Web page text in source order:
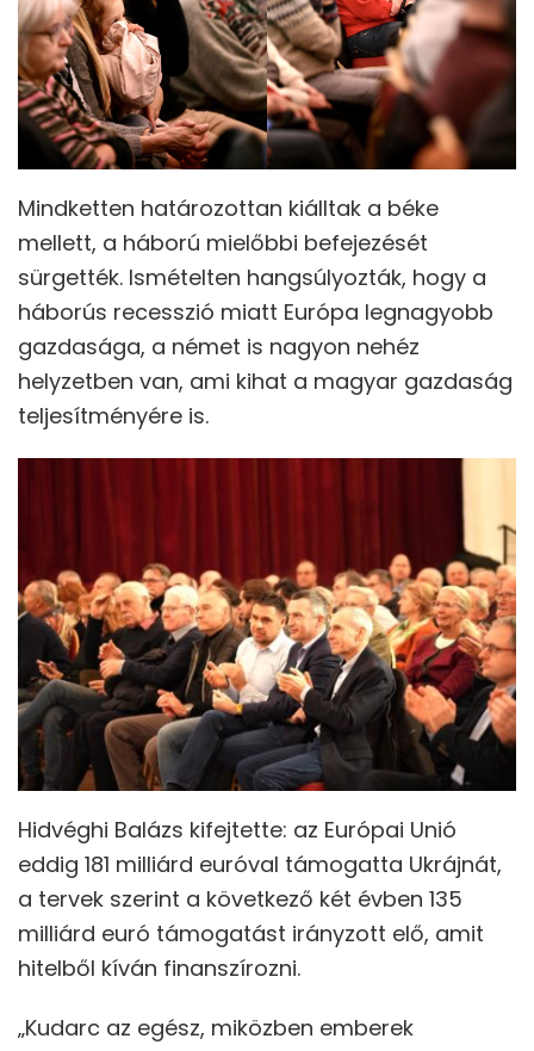
Mindketten határozottan kiálltak a béke
mellett, a háború mielőbbi befejezését
sürgették. Ismételten hangsúlyozták, hogy a
háborús recesszió miatt Európa legnagyobb
gazdasága, a német is nagyon nehéz
helyzetben van, ami kihat a magyar gazdaság
teljesítményére is.
Hidvéghi Balázs kifejtette: az Európai Unió
eddig 181 milliárd euróval támogatta Ukrájnát,
a tervek szerint a következő két évben 135
milliárd euró támogatást irányzott elő, amit
hitelből kíván finanszírozni.
„Kudarc az egész, miközben emberek